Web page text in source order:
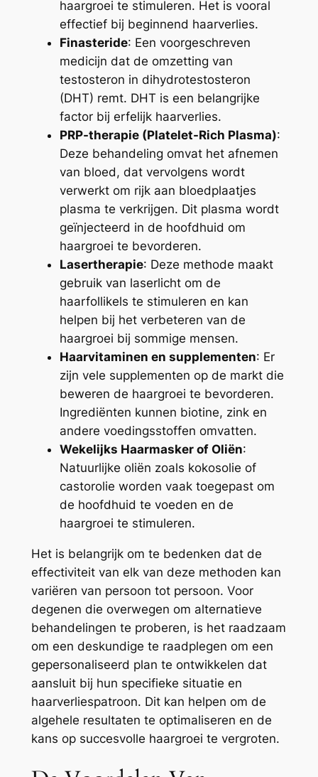
haargroei te stimuleren. Het is vooral
effectief bij beginnend haarverlies.
Finasteride: Een voorgeschreven
medicijn dat de omzetting van
testosteron in dihydrotestosteron
(DHT) remt. DHT is een belangrijke
factor bij erfelijk haarverlies.
PRP-therapie (Platelet-Rich Plasma):
Deze behandeling omvat het afnemen
van bloed, dat vervolgens wordt
verwerkt om rijk aan bloedplaatjes
plasma te verkrijgen. Dit plasma wordt
geïnjecteerd in de hoofdhuid om
haargroei te bevorderen.
Lasertherapie: Deze methode maakt
gebruik van laserlicht om de
haarfollikels te stimuleren en kan
helpen bij het verbeteren van de
haargroei bij sommige mensen.
Haarvitaminen en supplementen: Er
zijn vele supplementen op de markt die
beweren de haargroei te bevorderen.
Ingrediënten kunnen biotine, zink en
andere voedingsstoffen omvatten.
Wekelijks Haarmasker of Oliën:
Natuurlijke oliën zoals kokosolie of
castorolie worden vaak toegepast om
de hoofdhuid te voeden en de
haargroei te stimuleren.
Het is belangrijk om te bedenken dat de
effectiviteit van elk van deze methoden kan
variëren van persoon tot persoon. Voor
degenen die overwegen om alternatieve
behandelingen te proberen, is het raadzaam
om een deskundige te raadplegen om een
gepersonaliseerd plan te ontwikkelen dat
aansluit bij hun specifieke situatie en
haarverliespatroon. Dit kan helpen om de
algehele resultaten te optimaliseren en de
kans op succesvolle haargroei te vergroten.